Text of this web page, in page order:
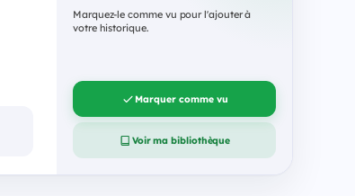
Marquez-le comme vu pour l'ajouter à
votre historique.
Marquer comme vu
Voir ma bibliothèque